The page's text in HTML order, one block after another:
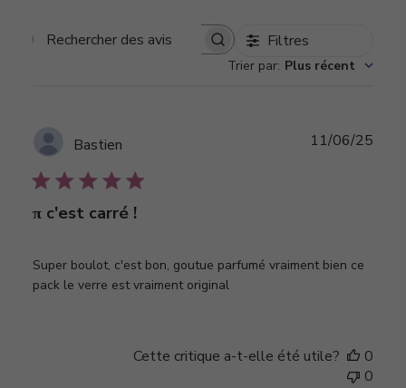
Rechercher
Filtres
Trier par: Plus récent
Bastien
π c'est carré !
Super boulot, c'est bon, goutue parfumé vraiment bien ce
pack le verre est vraiment original
11/06/25
Cette critique a-t-elle été utile?
0
0